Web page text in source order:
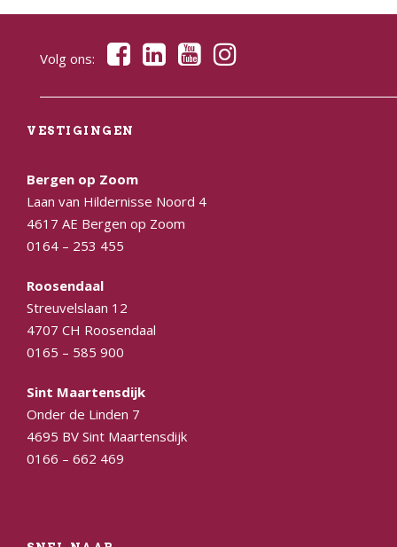
Volg ons:
VESTIGINGEN
Bergen op Zoom
Laan van Hildernisse Noord 4
4617 AE Bergen op Zoom
0164 – 253 455
Roosendaal
Streuvelslaan 12
4707 CH Roosendaal
0165 – 585 900
Sint Maartensdijk
Onder de Linden 7
4695 BV Sint Maartensdijk
0166 – 662 469